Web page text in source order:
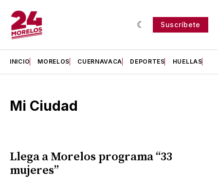
Suscríbete
INICIO MORELOS CUERNAVACA DEPORTES HUELLAS
Mi Ciudad
Llega a Morelos programa “33
mujeres”